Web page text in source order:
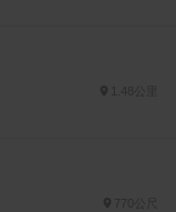
1.48公里